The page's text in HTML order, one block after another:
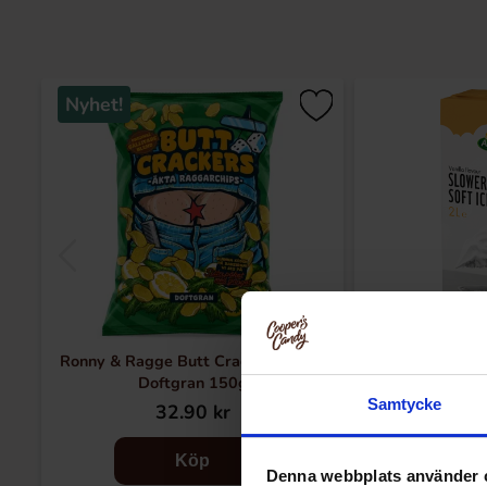
Samtycke
Denna webbplats använder
Nyhet!
Ronny & Ragge Butt Crackers Chips
Doftgran 150g
32.90 kr
Köp